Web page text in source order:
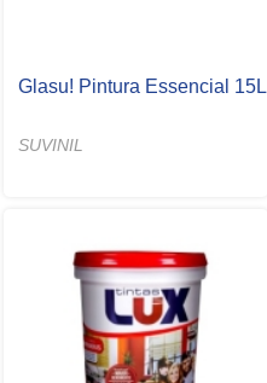
Glasu! Pintura Essencial 15L
SUVINIL